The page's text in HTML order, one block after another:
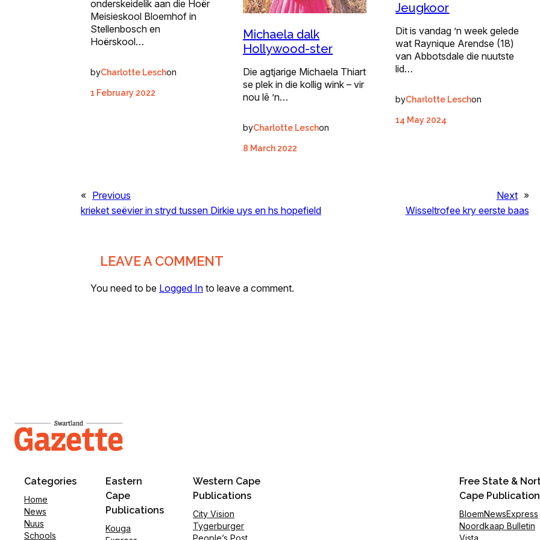
onderskeidelik aan die Hoër
Meisieskool Bloemhof in
Stellenbosch en
Hoërskool…
byCharlotte Leschon
1 February 2022
Michaela dalk
Hollywood-ster
Die agtjarige Michaela Thiart
se plek in die kollig wink – vir
nou lê ’n…
byCharlotte Leschon
8 March 2022
Jeugkoor
Dit is vandag ’n week gelede
wat Raynique Arendse (18)
van Abbotsdale die nuutste
lid…
byCharlotte Leschon
14 May 2024
« Previous
krieket seëvier in stryd tussen Dirkie uys en hs hopefield
Next »
Wisseltrofee kry eerste baas
LEAVE A COMMENT
You need to be Logged In to leave a comment.
Categories
Home
News
Nuus
Schools
Eastern
Cape
Publications
Kouga
Western Cape
Publications
City Vision
Tygerburger
People’s Post
Free State &
Cape
BloemNewsExpress
Noordkaap Bulletin
Vista